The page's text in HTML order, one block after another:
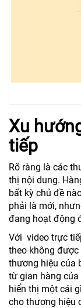
Xu
tiếp
Rõ ràng là các
thị nội dung.
bất kỳ chủ đề
phải là mới,
đang hoạt động
Với video trực
theo không được
thương hiệu của
từ gian hàng
hiển thị một cái
cho thương hiệu